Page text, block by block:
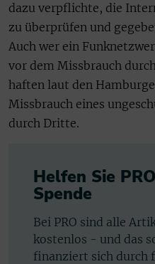
dazu verpflichte, die
zu überprüfen und
Auch wer ein
vor dem Missbrauch
haften laut den
Missbrauch eines
durch Dritte.
Helfen Sie
Spende
Bei PRO sind alle
kostenlos - und das
finanziert sich durch